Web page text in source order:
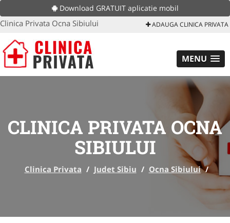
Download GRATUIT aplicatie mobil
Clinica Privata Ocna Sibiului ADAUGA CLINICA PRIVATA
MENU
CLINICA PRIVATA OCNA
SIBIULUI
Clinica Privata / Judet Sibiu / Ocna Sibiului /